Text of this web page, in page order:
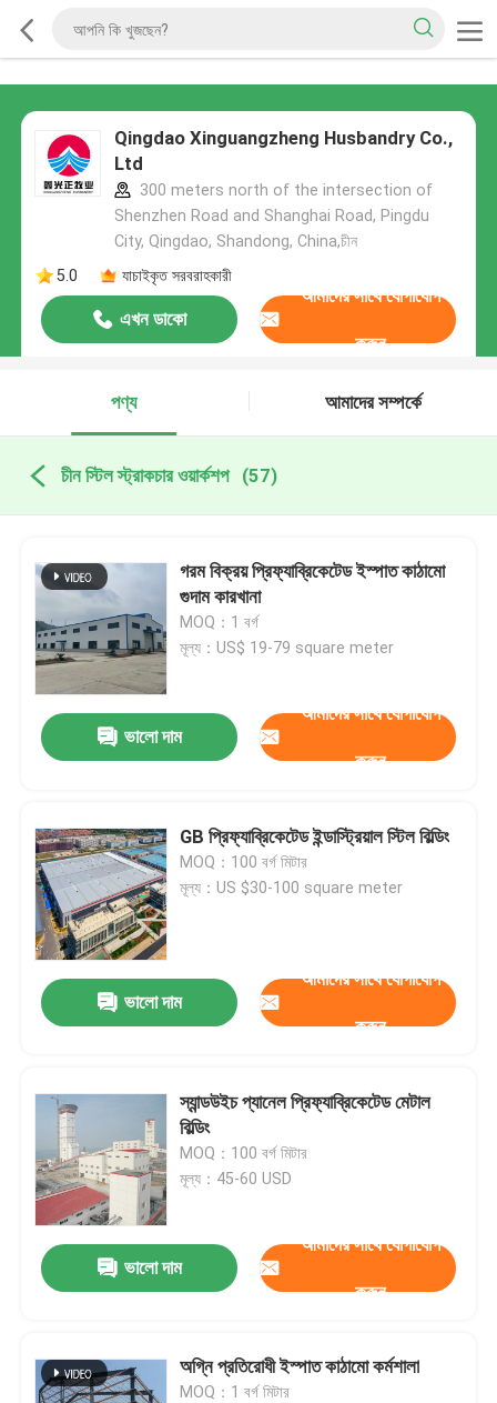
Qingdao Xinguangzheng Husbandry Co.,
Ltd
300 meters north of the intersection of
Shenzhen Road and Shanghai Road, Pingdu
City, Qingdao, Shandong, China,চীন
5.0
যাচাইকৃত সরবরাহকারী
এখন ডাকো
আমাদের সাথে যোগাযোগ
করুন
পণ্য আমাদের সম্পর্কে
চীন স্টিল স্ট্রাকচার ওয়ার্কশপ (57)
গরম বিক্রয় প্রিফ্যাব্রিকেটেড ইস্পাত কাঠামো
গুদাম কারখানা
MOQ：1 বর্গ
মূল্য：US$ 19-79 square meter
ভালো দাম
আমাদের সাথে যোগাযোগ
করুন
GB প্রিফ্যাব্রিকেটেড ইন্ডাস্ট্রিয়াল স্টিল বিল্ডিং
MOQ：100 বর্গ মিটার
মূল্য：US $30-100 square meter
ভালো দাম
আমাদের সাথে যোগাযোগ
করুন
স্যান্ডউইচ প্যানেল প্রিফ্যাব্রিকেটেড মেটাল
বিল্ডিং
MOQ：100 বর্গ মিটার
মূল্য：45-60 USD
ভালো দাম
আমাদের সাথে যোগাযোগ
করুন
অগ্নি প্রতিরোধী ইস্পাত কাঠামো কর্মশালা
MOQ：1 বর্গ মিটার